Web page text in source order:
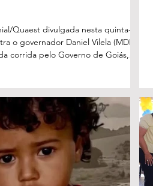
Quaest divulgada nesta quinta-
o governador Daniel Vilela (MDB)
corrida pelo Governo de Goiás,
aparece com 37% das intenções
pelo ex-governador Marconi
com 21%. Em seguida estão Wilder
11%, Luis Cesar Bueno (PT), com